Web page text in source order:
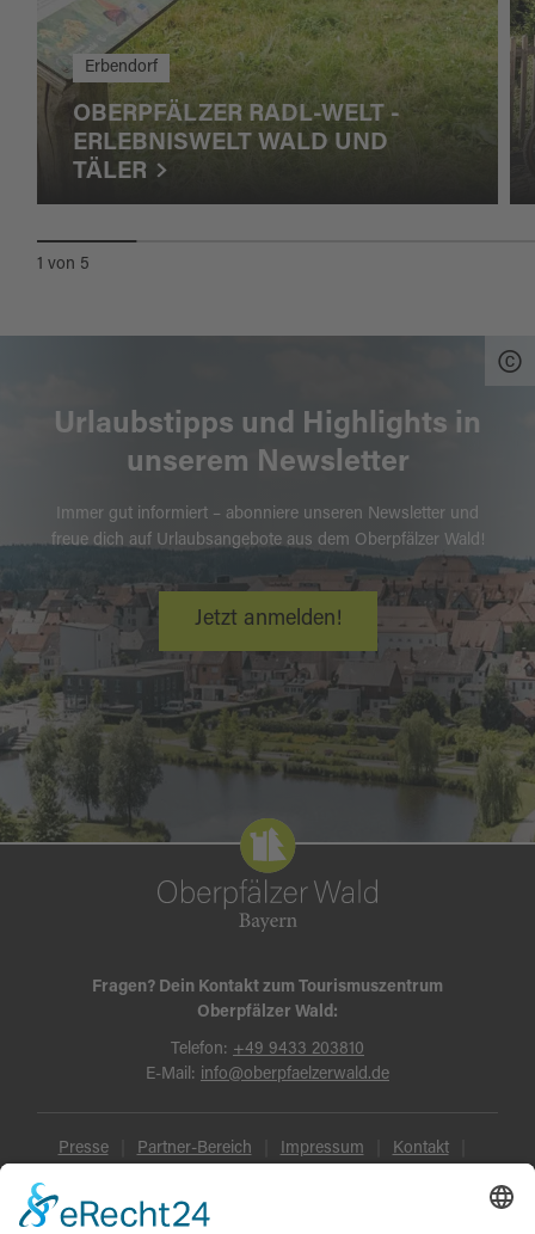
Erbendorf
OBERPFÄLZER RADL-WELT -
ERLEBNISWELT WALD UND
TÄLER
1 von 5
Urlaubstipps und Highlights in
unserem Newsletter
Immer gut informiert – abonniere unseren Newsletter und
freue dich auf Urlaubsangebote aus dem Oberpfälzer Wald!
Jetzt anmelden!
Fragen? Dein Kontakt zum Tourismuszentrum
Oberpfälzer Wald:
Telefon: +49 9433 203810
E-Mail: info@oberpfaelzerwald.de
Presse Partner-Bereich Impressum Kontakt
Datenschutz